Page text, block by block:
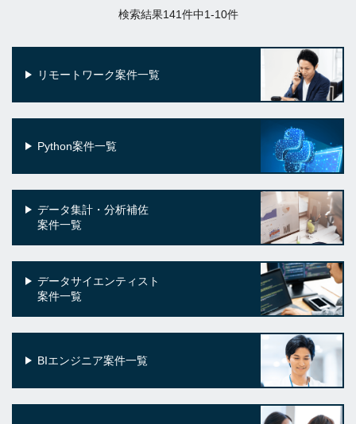
検索結果141件中1-10件
リモートワーク案件一覧
Python案件一覧
データ集計・分析補佐
案件一覧
データサイエンティスト
案件一覧
BIエンジニア案件一覧